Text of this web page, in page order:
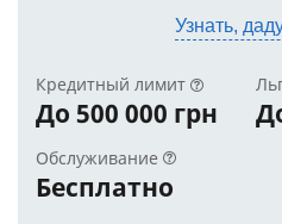
Узнать,
Кредитный лимит
До 500 000 грн
Обслуживание
Бесплатно